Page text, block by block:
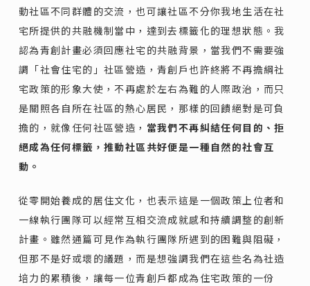
動社區不同群體的交流，也可讓社區不分你我地生活在社
宅所提供的共融機制當中，達到去標籤化的理想狀態。我
認為青創計畫必須回應社宅的共融背景，當我們不需要強
調「社會住宅的」社區營造，青創戶也許終將不再擔綱社
宅政策的形象大使，不再處於左右為難的人際政治，而只
是關照各自所在社區的熱心居民，那樣的回饋絕對是可負
擔的，就像任何社區營造， 當我們不再糾結任何目的、拒
絕成為任何標籤，推動社區共好便是一種自然的社會互
動。
從零開始養成的居住文化，也表示這是一個政策上位者和
一線執行團隊可以經常互相交流成就感和持續調整的創新
計畫。雖然通篇可見作為執行團隊所遇到的困難與阻礙，
但那不是好或壞的議題，而是想強調我們在這些名為社造
培力的累積後，讓每一位青創戶都成為住宅政策的一份